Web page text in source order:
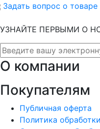
Задать вопрос о товаре
УЗНАЙТЕ ПЕРВЫМИ О
О компании
Покупателям
Публичная оферта
Политика